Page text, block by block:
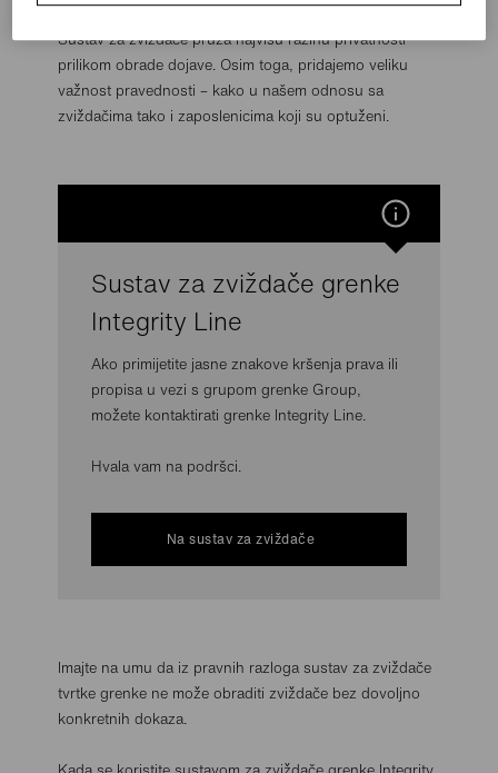
Sustav za zviždače pruža najvišu razinu privatnosti
prilikom obrade dojave. Osim toga, pridajemo veliku
važnost pravednosti – kako u našem odnosu sa
zviždačima tako i zaposlenicima koji su optuženi.
Sustav za zviždače grenke
Integrity Line
Ako primijetite jasne znakove kršenja prava ili
propisa u vezi s grupom grenke Group,
možete kontaktirati grenke Integrity Line.
Hvala vam na podršci.
Na sustav za zviždače
Imajte na umu da iz pravnih razloga sustav za zviždače
tvrtke grenke ne može obraditi zviždače bez dovoljno
konkretnih dokaza.